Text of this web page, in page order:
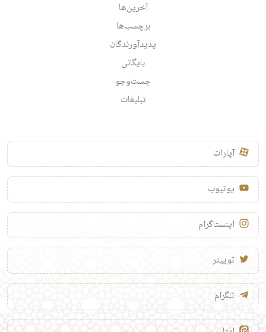
آخرین‌ها
برچسب‌ها
پدیدآورندگان
بایگانی
جست‌وجو
تبلیغات
آپارات
یوتیوب
اینستاگرام
توییتر
تلگرام